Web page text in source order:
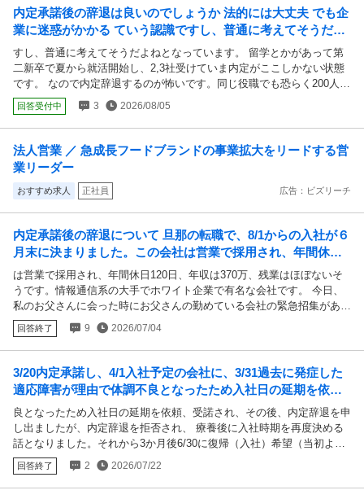
気は自分に1番合ってる ・初任給24.5万 ・3年おきに九州内転勤 ・福利
厚生はそこそこ
内定承諾後の辞退は良いのでしょうか 法的には大丈夫 でも企
業に迷惑がかかる ていう認識ですし、普通に考えてそうだよ
ねとなっています。 留学とかがあって第二...
すし、普通に考えてそうだよねとなっています。 留学とかがあって第
二新卒で夏から就活開始し、2,3社受けていま内定がここしかない状態
です。 なので内定辞退するのが怖いです。同じ役職でも恐らく200人以
上採用の企業です。 関東での採用なのですが、手取り計算上は17,8万
で、社宅なし・上京・奨学金返済もしなきゃいけないという状態の私に
はかなり厳しい生活になりそうです。貯金もできず、生きるために働く
感じですよね。 給与やボーナスが低いのが不満とどの企業評価を見て
も言われていました。 内定を頂いた時はバタバタしていて、内定者面
談時にここに決める、8月中旬までに承諾書を出すと言っていました
が、この数日すごい調べて、考えた結果やっぱり厳しそうだな...となっ
辞退してしまうか、承諾するか悩み中です。 お金貯めてまた留学をし
たいので、絶対に上京は諦めて今住んでる地域近くで仕事探すべきだな
と思ってます。
回答受付中 3 2026/08/05
法人営業 ／ 急成長フードブランドの事業拡大をリードする営
業リーダー
おすすめ求人 正社員 広告：ビズリーチ
内定承諾後の辞退について 旦那の転職で、8/1からの入社が６
月末に決まりました。この会社は営業で採用され、年間休日1
20日、年収は370万、残業はほぼない...
は営業で採用され、年間休日120日、年収は370万、残業はほぼないそ
うです。情報通信系の大手でホワイト企業で有名な会社です。 今日、
私のお父さんに会った時にお父さんの勤めている会社の緊急招集があり
40名採用するから、周りに勤めてくれそうな人いないかと言われてい
るという話がありました。 この会社は半導体の会社で県に２つ事業所
がありお父さんの勤めている場所とは違うもう一方で募集があるそうで
す。 ここは製造で、年間休日125日、ボーナス年２回で合計160万ほど
当たるそうで年収は500万くらいになるそうです。昇給も年1万は最低
でも上がっていくそうで福利厚生もしっかりしています。ただお父さん
を見ていると残業はかなりありそうです。 通勤は通信系の会社は車で2
0分ほど。半導体の方は高速で40分ほどかかります。 家庭としては2歳
の子供が1人、もう1人子供が欲しいと思っています。なのでお金が必
要です。 年収が低くても早く帰ってきて一緒に育児をしてくれるのが
いいか、今辞退して年収の高い方を選ぶべきか。 旦那はまず辞退する
こと自体が無理だろうと言っていますがどうなんでしょうか？ みなさ
回答終了 9 2026/07/04
3/20内定承諾し、4/1入社予定の会社に、3/31過去に発症した
適応障害が理由で体調不良となったため入社日の延期を依
頼、受諾され、その後、内定辞退を申し出ましたが、内定辞
退を拒否され、
良となったため入社日の延期を依頼、受諾され、その後、内定辞退を申
し出ましたが、内定辞退を拒否され、 療養後に入社時期を再度決める
話となりました。それから3か月後6/30に復帰（入社）希望（当初より
短い時間で働くこともお願いしました）を申し出たところ、仕事は間に
合ってるので入社は見送りさせてもらいたいと言われ、さすがにこれは
話が違う、不当解雇だと言ったところ、見送りはなくなりましたが、有
回答終了 2 2026/07/22